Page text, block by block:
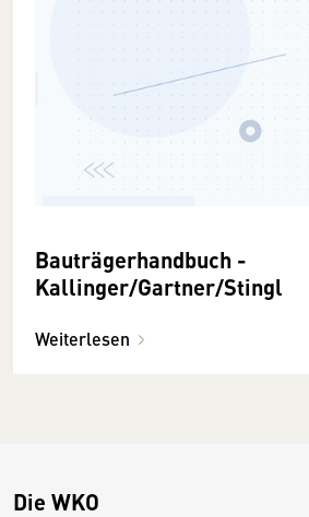
Bauträgerhandbuch -
Kallinger/Gartner/Stingl
Weiterlesen
Die WKO